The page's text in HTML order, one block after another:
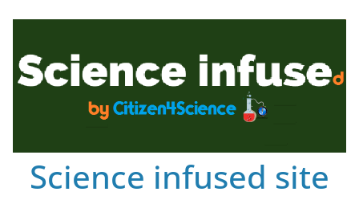
Science infused site